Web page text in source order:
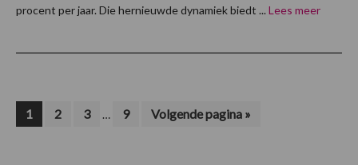
procent per jaar. Die hernieuwde dynamiek biedt ... Lees meer
Pagina
1 Pagina
2 Pagina
3
Interim
… Pagina
9
Ga
naar
Volgende pagina »